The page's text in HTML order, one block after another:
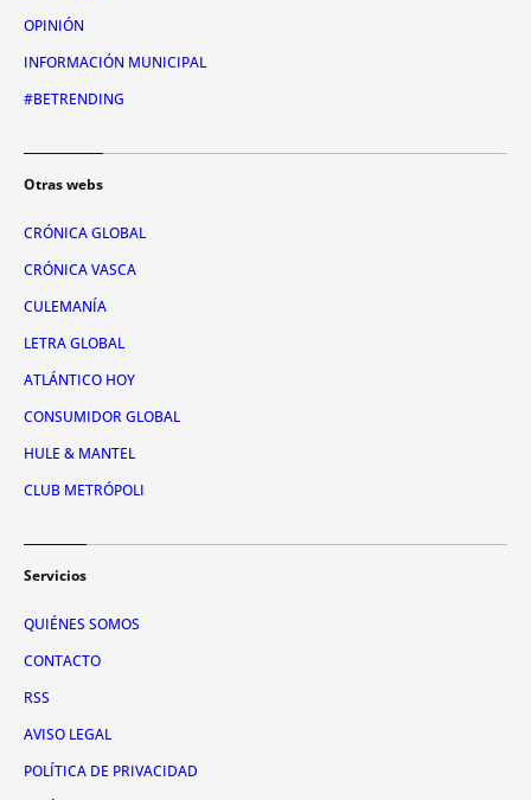
OPINIÓN
INFORMACIÓN MUNICIPAL
#BETRENDING
Otras webs
CRÓNICA GLOBAL
CRÓNICA VASCA
CULEMANÍA
LETRA GLOBAL
ATLÁNTICO HOY
CONSUMIDOR GLOBAL
HULE & MANTEL
CLUB METRÓPOLI
Servicios
QUIÉNES SOMOS
CONTACTO
RSS
AVISO LEGAL
POLÍTICA DE PRIVACIDAD